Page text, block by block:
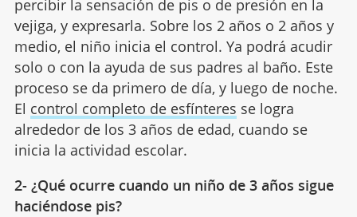
percibir la sensación de pis o de presión en la
vejiga, y expresarla. Sobre los 2 años o 2 años y
medio, el niño inicia el control. Ya podrá acudir
solo o con la ayuda de sus padres al baño. Este
proceso se da primero de día, y luego de noche.
El control completo de esfínteres se logra
alrededor de los 3 años de edad, cuando se
inicia la actividad escolar.
2- ¿Qué ocurre cuando un niño de 3 años sigue
haciéndose pis?